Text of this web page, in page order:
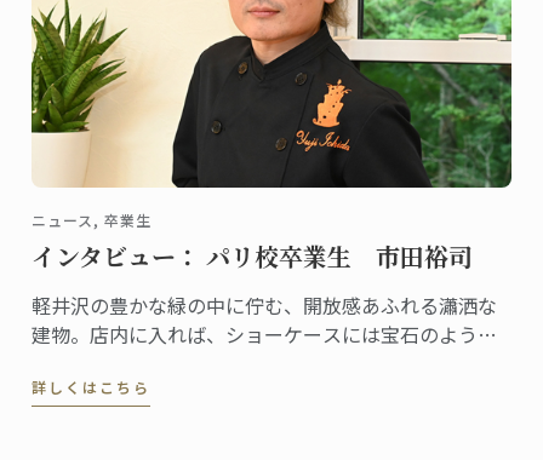
ニュース, 卒業生
インタビュー： パリ校卒業生 市田裕司
軽井沢の豊かな緑の中に佇む、開放感あふれる瀟洒な
建物。店内に入れば、ショーケースには宝石のように
誘います。
詳しくはこちら